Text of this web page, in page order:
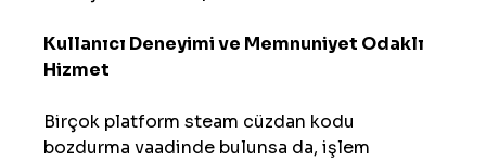
Kullanıcı Deneyimi ve Memnuniyet Odaklı
Hizmet
Birçok platform steam cüzdan kodu
bozdurma vaadinde bulunsa da, işlem